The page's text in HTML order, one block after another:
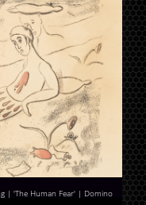
| 'The Human Fear' | Domino